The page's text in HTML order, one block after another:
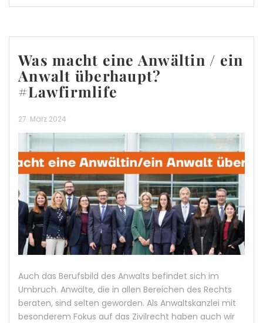
Was macht eine Anwältin / ein
Anwalt überhaupt?
#Lawfirmlife
27. März 2024
Auch das Berufsbild des Anwalts befindet sich im
Umbruch. Anwälte, die in allen Bereichen des Rechts
beraten, sind selten geworden. Als Anwaltskanzlei mit
besonderem Fokus auf das Zivilrecht haben auch wir